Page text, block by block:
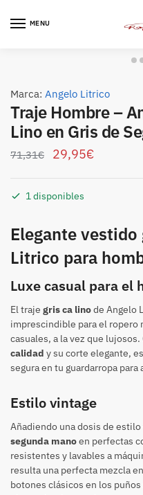
MENU
Marca: Angelo Litrico
Traje Hombre –
Lino en Gris de
71,31€ 29,95€
1 disponibles
Elegante
Litrico para
Luxe casual para el
El traje gris ca linode Angelo
imprescindible para el ropero
casuales, a la vez que
calidad y su corte elegante,
segura en tu guardarropa
Estilo vintage
Añadiendo una dosis de
segunda manoen perfectas
resistentes y lavables a
resulta una perfecta mezcla
botones clásicos en los